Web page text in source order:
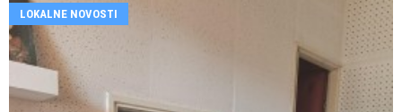
LOKALNE NOVOSTI